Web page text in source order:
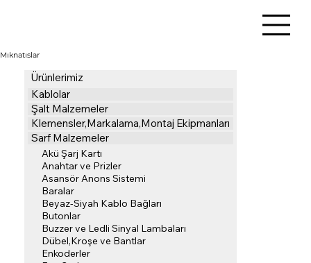
Ürünlerimiz
Kablolar
Şalt Malzemeler
Klemensler,Markalama,Montaj Ekipmanları
Sarf Malzemeler
Akü Şarj Kartı
Anahtar ve Prizler
Asansör Anons Sistemi
Baralar
Beyaz-Siyah Kablo Bağları
Butonlar
Buzzer ve Ledli Sinyal Lambaları
Dübel,Kroşe ve Bantlar
Enkoderler
Mıknatıslar